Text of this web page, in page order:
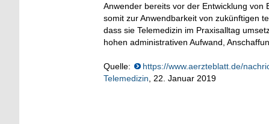
Anwender bereits vor der Entwicklung von
somit zur Anwendbarkeit von zukünftigen
dass sie Telemedizin im Praxisalltag
hohen administrativen Aufwand,
Quelle:
https://www.aerzteblatt.de/
Telemedizin, 22. Januar 2019